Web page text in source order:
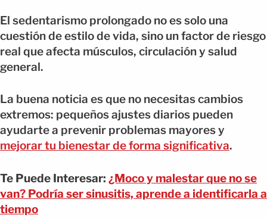
El sedentarismo prolongado no es solo una
cuestión de estilo de vida, sino un factor de riesgo
real que afecta músculos, circulación y salud
general.
La buena noticia es que no necesitas cambios
extremos: pequeños ajustes diarios pueden
ayudarte a prevenir problemas mayores y
mejorar tu bienestar de forma significativa.
Te Puede Interesar: ¿Moco y malestar que no se
van? Podría ser sinusitis, aprende a identificarla a
tiempo